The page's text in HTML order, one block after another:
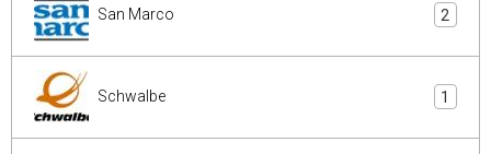
San Marco 2
Schwalbe 1